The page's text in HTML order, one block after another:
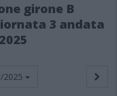
girone B
3 andata
2025